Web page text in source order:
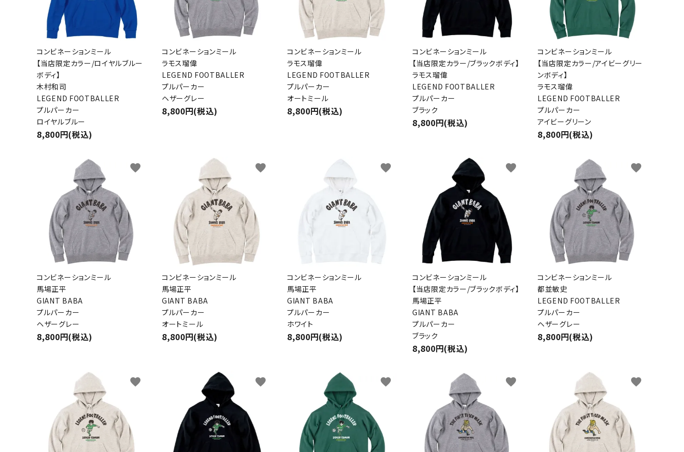
コンビネーションミール
【当店限定カラー/ロイヤルブルー
ボディ】
木村和司
LEGEND FOOTBALLER
プルパーカー
ロイヤルブルー
8,800円(税込)
コンビネーションミール
ラモス瑠偉
LEGEND FOOTBALLER
プルパーカー
ヘザーグレー
8,800円(税込)
コンビネーションミール
ラモス瑠偉
LEGEND FOOTBALLER
プルパーカー
オートミール
8,800円(税込)
コンビネーションミール
【当店限定カラー/ブラックボディ】
ラモス瑠偉
LEGEND FOOTBALLER
プルパーカー
ブラック
8,800円(税込)
コンビネーションミール
【当店限定カラー/アイビーグリー
ンボディ】
ラモス瑠偉
LEGEND FOOTBALLER
プルパーカー
アイビーグリーン
8,800円(税込)
コンビネーションミール
馬場正平
GIANT BABA
プルパーカー
ヘザーグレー
8,800円(税込)
favorite
コンビネーションミール
馬場正平
GIANT BABA
プルパーカー
オートミール
8,800円(税込)
favorite
コンビネーションミール
馬場正平
GIANT BABA
プルパーカー
ホワイト
8,800円(税込)
favorite
コンビネーションミール
【当店限定カラー/ブラックボディ】
馬場正平
GIANT BABA
プルパーカー
ブラック
8,800円(税込)
favorite
コンビネーションミール
都並敏史
LEGEND FOOTBALLER
プルパーカー
ヘザーグレー
8,800円(税込)
favorite
favorite favorite favorite favorite favorite